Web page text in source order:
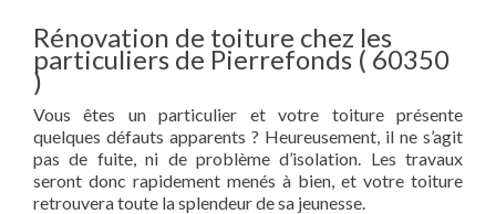
Rénovation de toiture chez les
particuliers de Pierrefonds ( 60350
)
Vous êtes un particulier et votre toiture présente
quelques défauts apparents ? Heureusement, il ne s’agit
pas de fuite, ni de problème d’isolation. Les travaux
seront donc rapidement menés à bien, et votre toiture
retrouvera toute la splendeur de sa jeunesse.